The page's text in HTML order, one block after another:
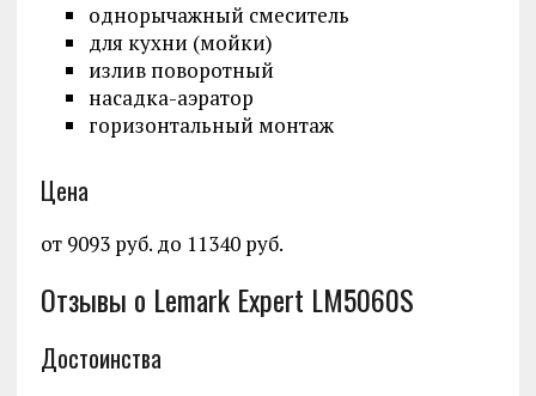
однорычажный смеситель
для кухни (мойки)
излив поворотный
насадка-аэратор
горизонтальный монтаж
Цена
от 9093 руб. до 11340 руб.
Отзывы о Lemark Expert LM5060S
Достоинства